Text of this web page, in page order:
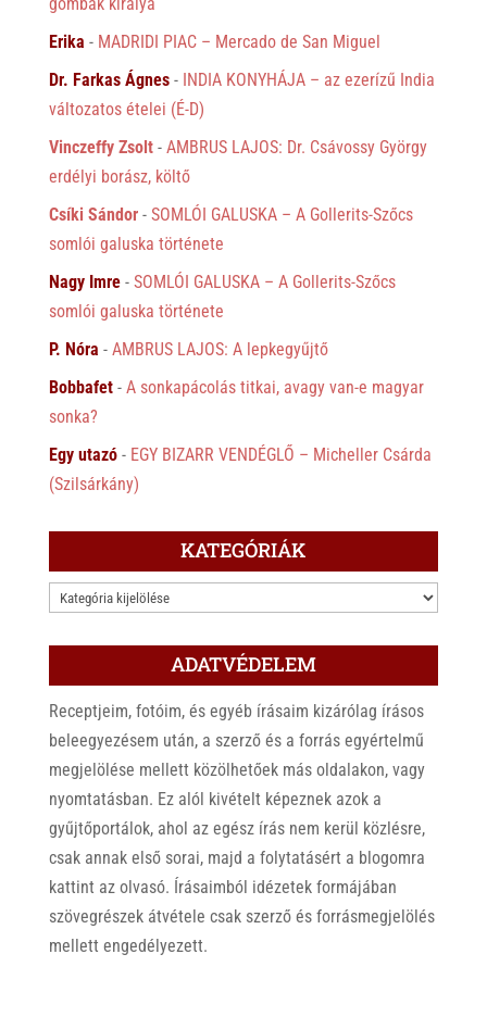
Erika - MADRIDI PIAC – Mercado de San Miguel
Dr. Farkas Ágnes- INDIA KONYHÁJA – az ezerízű India
változatos ételei (É-D)
Vinczeffy Zsolt- AMBRUS LAJOS: Dr. Csávossy György
erdélyi borász, költő
Csíki Sándor- SOMLÓI GALUSKA – A Gollerits-Szőcs
somlói galuska története
Nagy Imre- SOMLÓI GALUSKA – A Gollerits-Szőcs
somlói galuska története
P. Nóra - AMBRUS LAJOS: A lepkegyűjtő
Bobbafet- A sonkapácolás titkai, avagy van-e magyar
sonka?
Egy utazó- EGY BIZARR VENDÉGLŐ – Micheller Csárda
(Szilsárkány)
KATEGÓRIÁK
KATEGÓRIÁK
ADATVÉDELEM
Receptjeim, fotóim, és egyéb írásaim kizárólag írásos
beleegyezésem után, a szerző és a forrás egyértelmű
megjelölése mellett közölhetőek más oldalakon, vagy
nyomtatásban. Ez alól kivételt képeznek azok a
gyűjtőportálok, ahol az egész írás nem kerül közlésre,
csak annak első sorai, majd a folytatásért a blogomra
kattint az olvasó. Írásaimból idézetek formájában
szövegrészek átvétele csak szerző és forrásmegjelölés
mellett engedélyezett.